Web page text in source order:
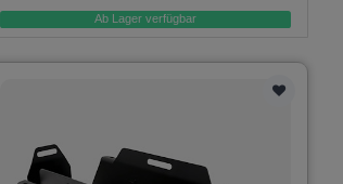
Ab Lager verfügbar